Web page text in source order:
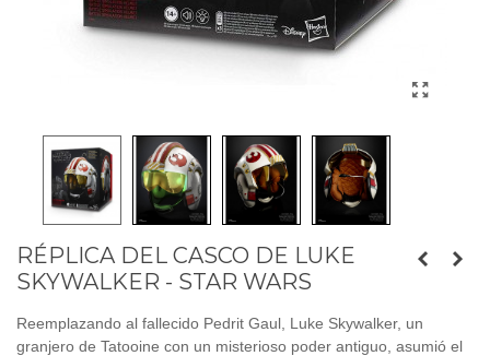
RÉPLICA DEL CASCO DE LUKE
SKYWALKER - STAR WARS
Reemplazando al fallecido Pedrit Gaul, Luke Skywalker, un
granjero de Tatooine con un misterioso poder antiguo, asumió el